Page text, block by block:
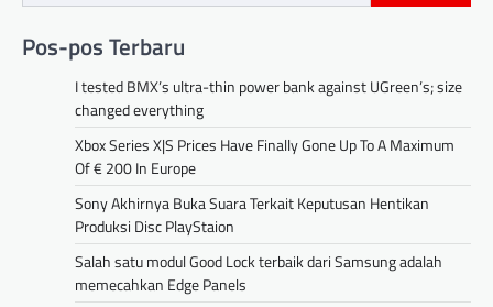
Pos-pos Terbaru
I tested BMX’s ultra-thin power bank against UGreen’s; size
changed everything
Xbox Series X|S Prices Have Finally Gone Up To A Maximum
Of € 200 In Europe
Sony Akhirnya Buka Suara Terkait Keputusan Hentikan
Produksi Disc PlayStaion
Salah satu modul Good Lock terbaik dari Samsung adalah
memecahkan Edge Panels